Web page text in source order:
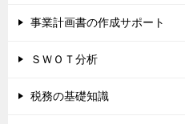
事業計画書の作成サポート
ＳＷＯＴ分析
税務の基礎知識